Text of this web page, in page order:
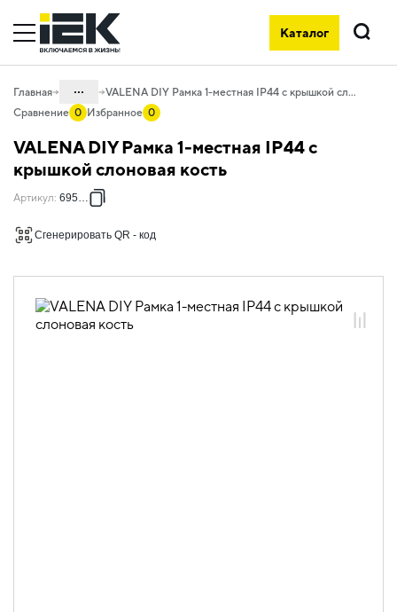
Каталог
Поиск
Главная ...
06. Изделия электроустановочные,
удлинители и силовые разъемы
06.01 Электроустановочные изделия
06.01.14 Электроустановочные
06.01.14.08 Рамки пластиковые
VALENA DIY Рамка 1-местная IP44 с крышкой слоновая кость
Сравнение 0 Избранное 0
VALENA DIY Рамка 1-местная IP44 с
крышкой слоновая кость
Артикул: 695642
Сгенерировать QR - код